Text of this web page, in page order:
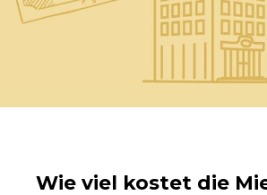
Wie viel kostet die